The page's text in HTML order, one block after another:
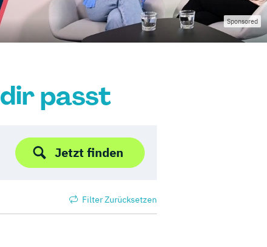
Sponsored
passt
Jetzt finden
Filter Zurücksetzen